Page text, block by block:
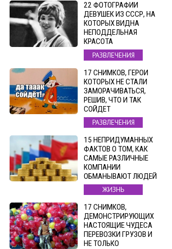
22 ФОТОГРАФИИ
ДЕВУШЕК ИЗ СССР, НА
КОТОРЫХ ВИДНА
НЕПОДДЕЛЬНАЯ
КРАСОТА
РАЗВЛЕЧЕНИЯ
17 СНИМКОВ, ГЕРОИ
КОТОРЫХ НЕ СТАЛИ
ЗАМОРАЧИВАТЬСЯ,
РЕШИВ, ЧТО И ТАК
СОЙДЕТ
РАЗВЛЕЧЕНИЯ
15 НЕПРИДУМАННЫХ
ФАКТОВ О ТОМ, КАК
САМЫЕ РАЗЛИЧНЫЕ
КОМПАНИИ
ОБМАНЫВАЮТ ЛЮДЕЙ
ЖИЗНЬ
17 СНИМКОВ,
ДЕМОНСТРИРУЮЩИХ
НАСТОЯЩИЕ ЧУДЕСА
ПЕРЕВОЗКИ ГРУЗОВ И
НЕ ТОЛЬКО